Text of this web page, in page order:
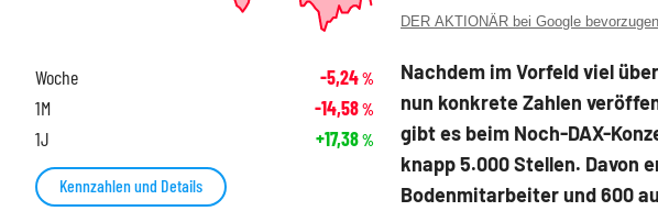
DER AKTIONÄR bei Google bevorzugen
Nachdem im Vorfeld viel
nun konkrete Zahlen
gibt es beim Noch-DAX-
knapp 5.000 Stellen. Davon
Bodenmitarbeiter und 600
Woche -5,24%
1M -14,58%
1J +17,38%
Kennzahlen und Details